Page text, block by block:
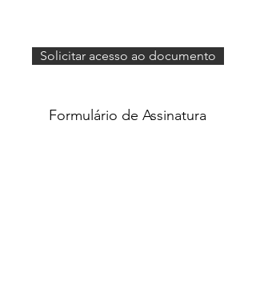
Solicitar acesso ao documento
Formulário de Assinatura